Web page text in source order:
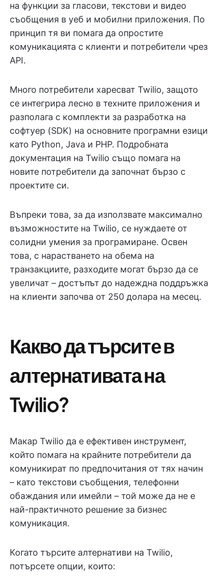
на функции за гласови, текстови и видео
съобщения в уеб и мобилни приложения. По
принцип тя ви помага да опростите
комуникацията с клиенти и потребители чрез
API.
Много потребители харесват Twilio, защото
се интегрира лесно в техните приложения и
разполага с комплекти за разработка на
софтуер (SDK) на основните програмни езици
като Python, Java и PHP. Подробната
документация на Twilio също помага на
новите потребители да започнат бързо с
проектите си.
Въпреки това, за да използвате максимално
възможностите на Twilio, се нуждаете от
солидни умения за програмиране. Освен
това, с нарастването на обема на
транзакциите, разходите могат бързо да се
увеличат – достъпът до надеждна поддръжка
на клиенти започва от 250 долара на месец.
Какво да търсите в
алтернативата на
Twilio?
Макар Twilio да е ефективен инструмент,
който помага на крайните потребители да
комуникират по предпочитания от тях начин
– като текстови съобщения, телефонни
обаждания или имейли – той може да не е
най-практичното решение за бизнес
комуникация.
Когато търсите алтернативи на Twilio,
потърсете опции, които: